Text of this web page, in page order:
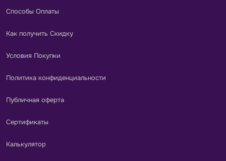
Способы Оплаты
Как получить Скидку
Условия Покупки
Политика конфиденциальности
Публичная оферта
Сертификаты
Калькулятор